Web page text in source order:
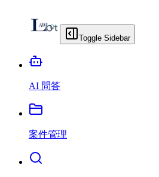
Toggle Sidebar
AI 問答
案件管理